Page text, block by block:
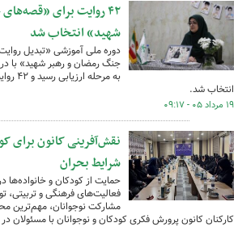
۴۲ روایت برای
شهید» انتخاب شد
دوره ملی آموزشی «تبدیل
به
انتخاب شد.
۱۹ مرداد ۰۵ - ۰۹:۱۷
نقش‌آفرینی کانون برای
شرایط بحران
حمایت از کودکان و خانواده‌ها
فعالیت‌های فرهنگی و تربیتی،
مشارکت نوجوانان،
کارکنان کانون پرورش فکری کودکان و نوجوانان با مسئولان